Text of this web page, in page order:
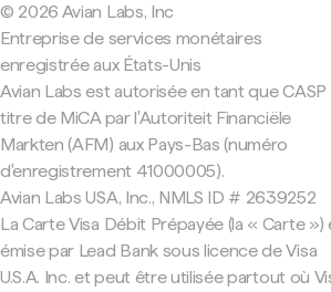
© 2026 Avian Labs, Inc
Entreprise de services monétaires
enregistrée aux États-Unis
Avian Labs est autorisée en tant que CASP
titre de MiCA par l'Autoriteit Financiële
Markten (AFM) aux Pays-Bas (numéro
d'enregistrement 41000005).
Avian Labs USA, Inc., NMLS ID # 2639252
La Carte Visa Débit Prépayée (la « Carte »)
émise par Lead Bank sous licence de Visa
U.S.A. Inc. et peut être utilisée partout où